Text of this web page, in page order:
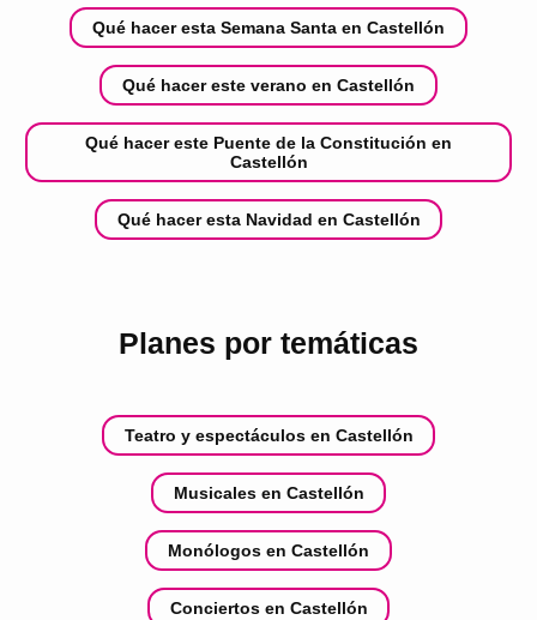
Qué hacer esta Semana Santa en Castellón
Qué hacer este verano en Castellón
Qué hacer este Puente de la Constitución en
Castellón
Qué hacer esta Navidad en Castellón
Planes por temáticas
Teatro y espectáculos en Castellón
Musicales en Castellón
Monólogos en Castellón
Conciertos en Castellón